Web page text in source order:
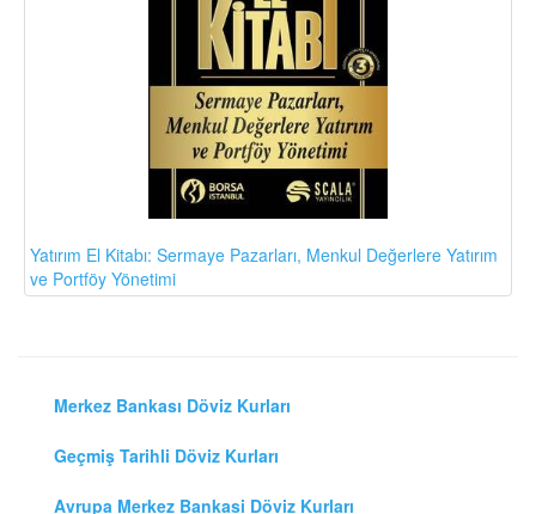
Yatırım El Kitabı: Sermaye Pazarları, Menkul Değerlere Yatırım
ve Portföy Yönetimi
Merkez Bankası Döviz Kurları
Geçmiş Tarihli Döviz Kurları
Avrupa Merkez Bankasi Döviz Kurları